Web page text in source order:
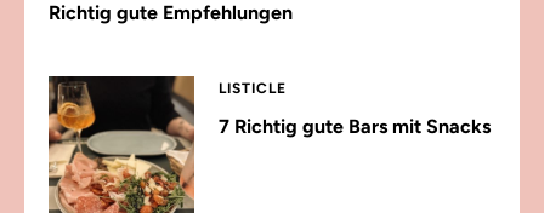
Richtig gute Empfehlungen
LISTICLE
7 Richtig gute Bars mit Snacks